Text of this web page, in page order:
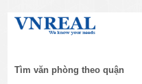
Tìm văn phòng theo quận